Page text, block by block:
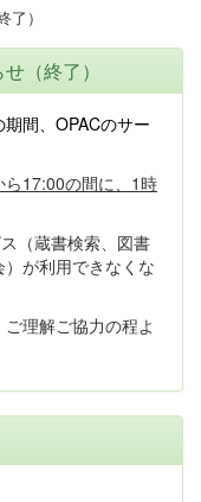
）
（終了）
間、OPACのサー
17:00の間に、1時
（蔵書検索、図書
が利用できなくな
理解ご協力の程よ